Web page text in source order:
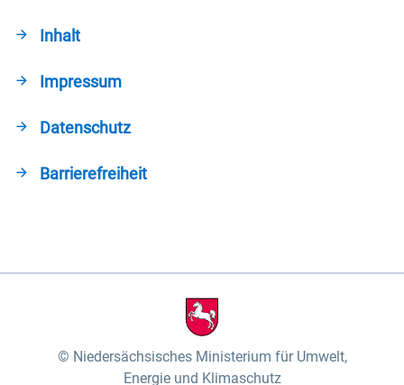
Inhalt
Impressum
Datenschutz
Barrierefreiheit
Niedersächsisches Ministerium für Umwelt,
Energie und Klimaschutz